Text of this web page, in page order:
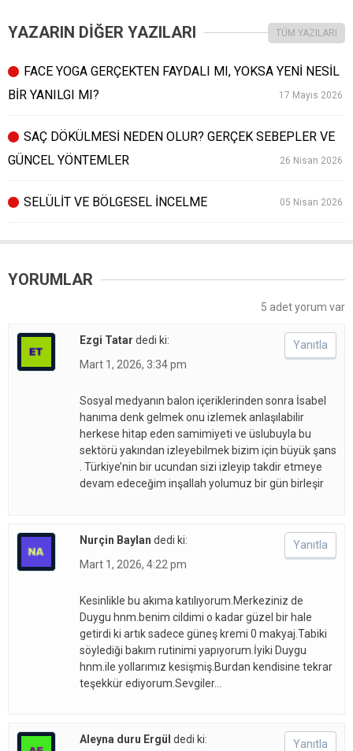
YAZARIN DİĞER YAZILARI TÜM YAZILARI
FACE YOGA GERÇEKTEN FAYDALI MI, YOKSA YENİ NESİL
BİR YANILGI MI?
17 Mayıs 2026
SAÇ DÖKÜLMESİ NEDEN OLUR? GERÇEK SEBEPLER VE
GÜNCEL YÖNTEMLER
26 Nisan 2026
SELÜLİT VE BÖLGESEL İNCELME 05 Nisan 2026
YORUMLAR
5 adet yorum var
Ezgi Tatar dedi ki:
Mart 1, 2026, 3:34 pm
Sosyal medyanın balon içeriklerinden sonra İsabel
hanıma denk gelmek onu izlemek anlaşılabilir
herkese hitap eden samimiyeti ve üslubuyla bu
sektörü yakından izleyebilmek bizim için büyük şans
. Türkiye’nin bir ucundan sizi izleyip takdir etmeye
devam edeceğim inşallah yolumuz bir gün birleşir
Yanıtla
Nurçin Baylan dedi ki:
Mart 1, 2026, 4:22 pm
Kesinlikle bu akıma katılıyorum.Merkeziniz de
Duygu hnm.benim cildimi o kadar güzel bir hale
getirdi ki artık sadece güneş kremi 0 makyaj.Tabiki
söylediği bakım rutinimi yapıyorum.İyiki Duygu
hnm.ile yollarımız kesişmiş.Burdan kendisine tekrar
teşekkür ediyorum.Sevgiler…
Yanıtla
Aleyna duru Ergül dedi ki:
Yanıtla